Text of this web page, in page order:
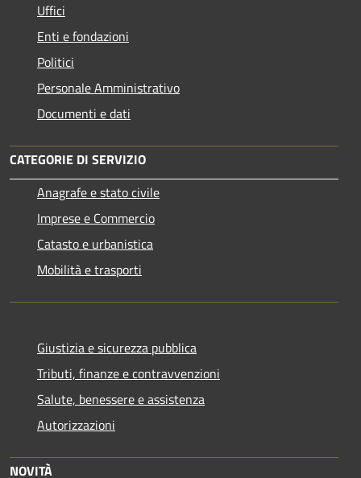
Uffici
Enti e fondazioni
Politici
Personale Amministrativo
Documenti e dati
CATEGORIE DI SERVIZIO
Anagrafe e stato civile
Imprese e Commercio
Catasto e urbanistica
Mobilità e trasporti
Giustizia e sicurezza pubblica
Tributi, finanze e contravvenzioni
Salute, benessere e assistenza
Autorizzazioni
NOVITÀ